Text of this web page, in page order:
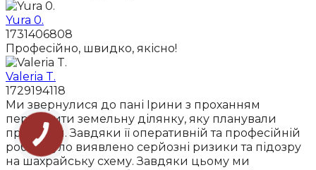
Yura 0.
1731406808
Професійно, швидко, якісно!
Valeria T.
1729194118
Ми звернулися до пані Ірини з проханням
перевірити земельну ділянку, яку планували
придбати. Завдяки її оперативній та професійній
роботі було виявлено серйозні ризики та підозру
на шахрайську схему. Завдяки цьому ми